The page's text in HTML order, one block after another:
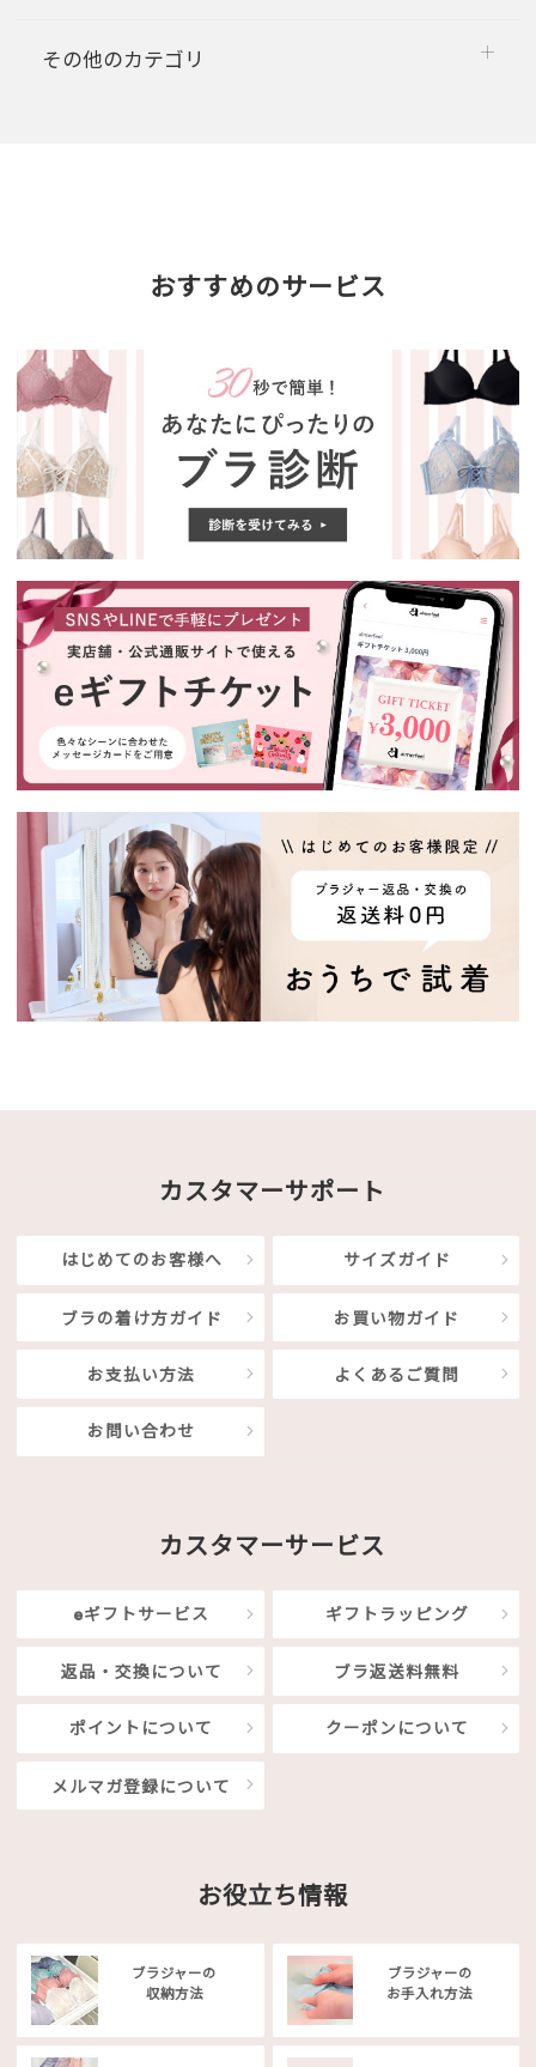
その他のカテゴリ
おすすめのサービス
カスタマーサポート
はじめてのお客様へ サイズガイド
ブラの着け方ガイド お買い物ガイド
お支払い方法 よくあるご質問
お問い合わせ
カスタマーサービス
eギフトサービス ギフトラッピング
返品・交換について ブラ返送料無料
ポイントについて クーポンについて
メルマガ登録について
お役立ち情報
ブラジャーの
収納方法
ブラジャーの
お手入れ方法